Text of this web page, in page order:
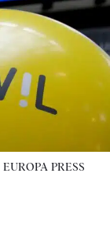
EUROPA PRESS